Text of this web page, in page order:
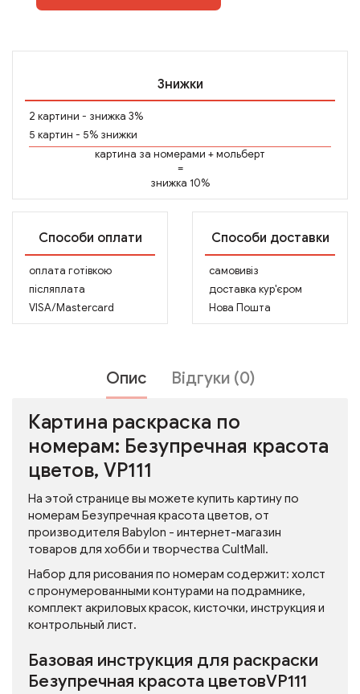
Знижки
2 картини - знижка 3%
5 картин - 5% знижки
картина за номерами +мольберт
=
знижка 10%
Способи оплати
оплата готівкою
післяплата
VISA/Mastercard
Способи доставки
самовивіз
доставка кур'єром
Нова Пошта
Опис Відгуки (0)
Картина раскраска по
номерам: Безупречная красота
цветов, VP111
На этой странице вы можете купить картину по
номерам Безупречная красота цветов, от
производителя Babylon - интернет-магазин
товаров для хобби и творчества CultMall.
Набор для рисования по номерам содержит: холст
с пронумерованными контурами на подрамнике,
комплект акриловых красок, кисточки, инструкция и
контрольный лист.
Базовая инструкция для раскраски
Безупречная красота цветовVP111